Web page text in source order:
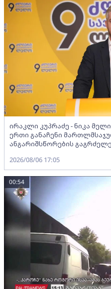
ირაკლი კუპრაძე - ნიკა
ერთი განაჩენი
ანგარიშსწორების
2026/08/06 17:05
00:54